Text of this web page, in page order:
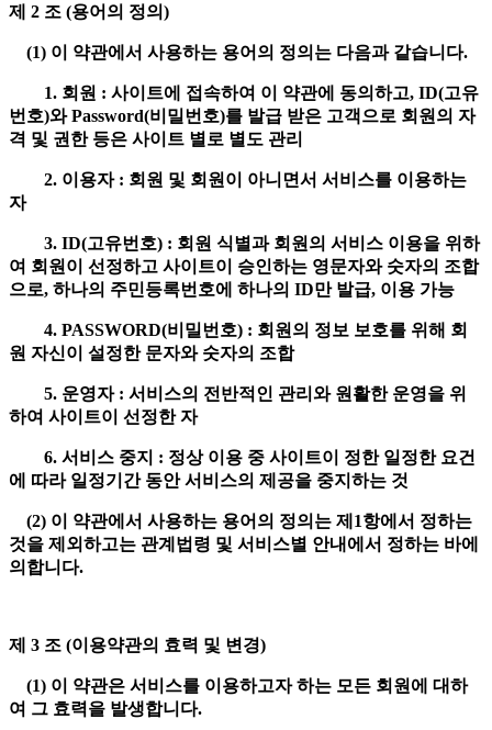
제 2 조 (용어의 정의)
(1) 이 약관에서 사용하는 용어의 정의는 다음과 같습니다.
1. 회원 : 사이트에 접속하여 이 약관에 동의하고, ID(고유
번호)와 Password(비밀번호)를 발급 받은 고객으로 회원의 자
격 및 권한 등은 사이트 별로 별도 관리
2. 이용자 : 회원 및 회원이 아니면서 서비스를 이용하는
자
3. ID(고유번호) : 회원 식별과 회원의 서비스 이용을 위하
여 회원이 선정하고 사이트이 승인하는 영문자와 숫자의 조합
으로, 하나의 주민등록번호에 하나의 ID만 발급, 이용 가능
4. PASSWORD(비밀번호) : 회원의 정보 보호를 위해 회
원 자신이 설정한 문자와 숫자의 조합
5. 운영자 : 서비스의 전반적인 관리와 원활한 운영을 위
하여 사이트이 선정한 자
6. 서비스 중지 : 정상 이용 중 사이트이 정한 일정한 요건
에 따라 일정기간 동안 서비스의 제공을 중지하는 것
(2) 이 약관에서 사용하는 용어의 정의는 제1항에서 정하는
것을 제외하고는 관계법령 및 서비스별 안내에서 정하는 바에
의합니다.
제 3 조 (이용약관의 효력 및 변경)
(1) 이 약관은 서비스를 이용하고자 하는 모든 회원에 대하
여 그 효력을 발생합니다.